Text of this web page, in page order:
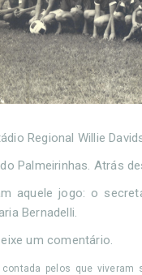
Regional Willie
Palmeirinhas. Atrás
aquele jogo: o
Bernadelli.
um comentário.
pelos que